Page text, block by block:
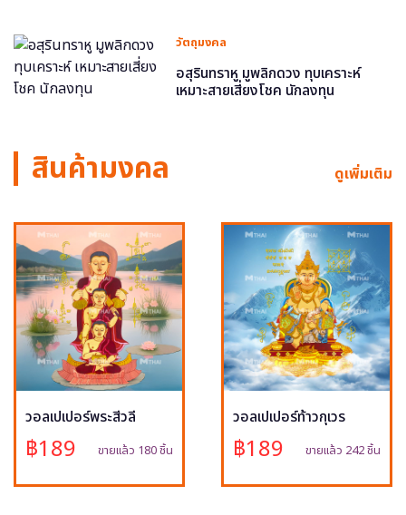
วัตถุมงคล
อสุรินทราหู มูพลิกดวง ทุบเคราะห์
เหมาะสายเสี่ยงโชค นักลงทุน
สินค้ามงคล ดูเพิ่มเติม
วอลเปเปอร์พระสีวลี
฿189 ขายแล้ว 180 ชิ้น
วอลเปเปอร์ท้าวกุเวร
฿189 ขายแล้ว 242 ชิ้น